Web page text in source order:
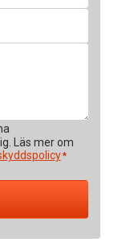
Läs mer om
*